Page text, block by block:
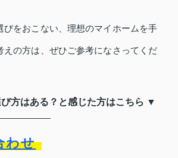
びをおこない、理想のマイホームを手
えの方は、ぜひご参考になさってくだ
方はある？と感じた方はこちら ▼
わせ